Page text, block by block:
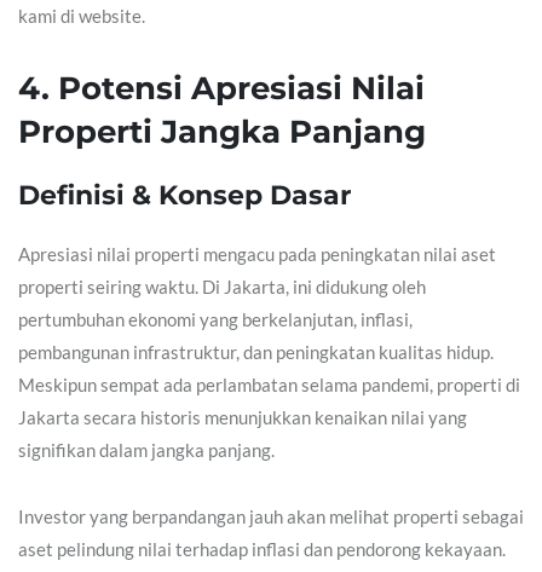
kami di website.
4. Potensi Apresiasi Nilai
Properti Jangka Panjang
Definisi & Konsep Dasar
Apresiasi nilai properti mengacu pada peningkatan nilai aset
properti seiring waktu. Di Jakarta, ini didukung oleh
pertumbuhan ekonomi yang berkelanjutan, inflasi,
pembangunan infrastruktur, dan peningkatan kualitas hidup.
Meskipun sempat ada perlambatan selama pandemi, properti di
Jakarta secara historis menunjukkan kenaikan nilai yang
signifikan dalam jangka panjang.
Investor yang berpandangan jauh akan melihat properti sebagai
aset pelindung nilai terhadap inflasi dan pendorong kekayaan.